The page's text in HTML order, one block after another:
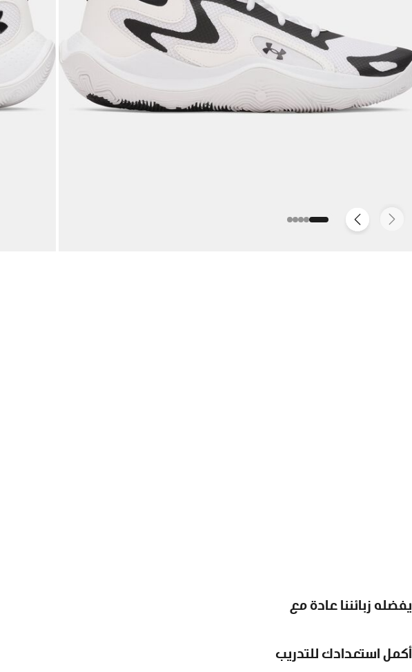
يفضله زبائننا عادة مع
أكمل استعدادك للتدريب